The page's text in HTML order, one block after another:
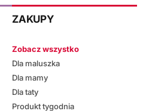
ZAKUPY
Zobacz wszystko
Dla maluszka
Dla mamy
Dla taty
Produkt tygodnia